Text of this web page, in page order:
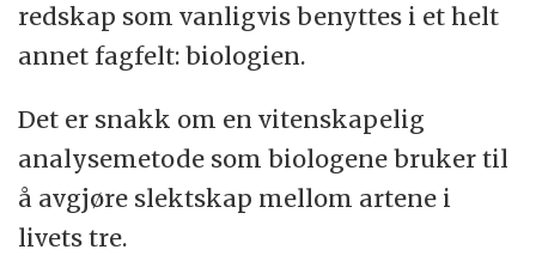
redskap som vanligvis benyttes i et helt
annet fagfelt: biologien.
Det er snakk om en vitenskapelig
analysemetode som biologene bruker til
å avgjøre slektskap mellom artene i
livets tre.